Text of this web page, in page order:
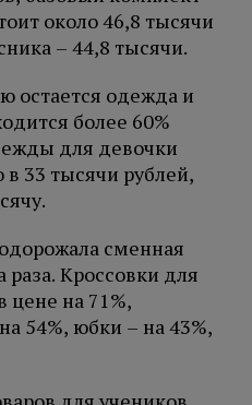
около 46,8 тысячи
– 44,8 тысячи.
остается одежда и
более 60%
для девочки
33 тысячи рублей,
сменная
Кроссовки для
цене на 71%,
54%, юбки – на 43%,